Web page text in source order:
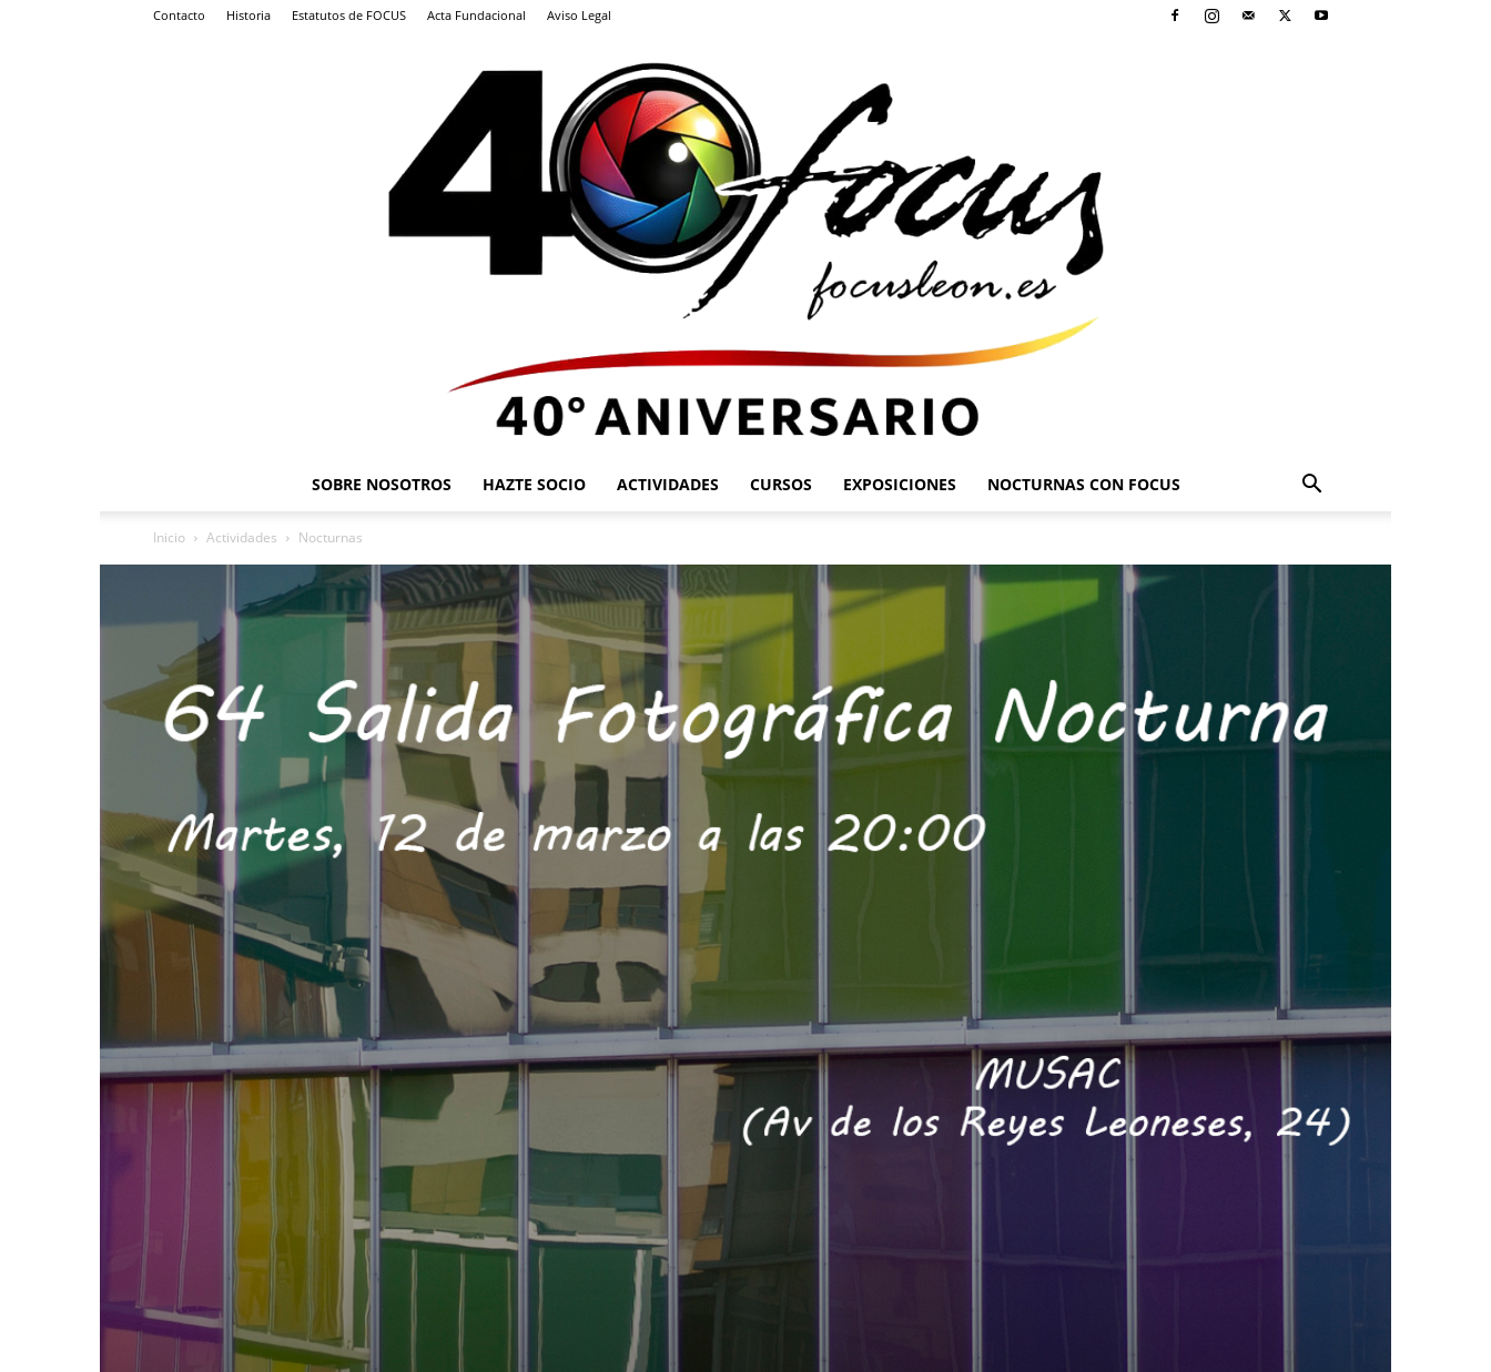
Contacto Historia Estatutos de FOCUS Acta Fundacional Aviso Legal
SOBRE NOSOTROS HAZTE SOCIO ACTIVIDADES CURSOS EXPOSICIONES NOCTURNAS CON FOCUS
Inicio Actividades Nocturnas